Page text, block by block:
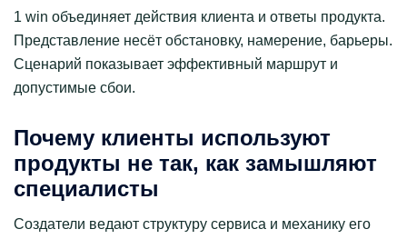
1 win объединяет действия клиента и ответы продукта.
Представление несёт обстановку, намерение, барьеры.
Сценарий показывает эффективный маршрут и
допустимые сбои.
Почему клиенты используют
продукты не так, как замышляют
специалисты
Создатели ведают структуру сервиса и механику его